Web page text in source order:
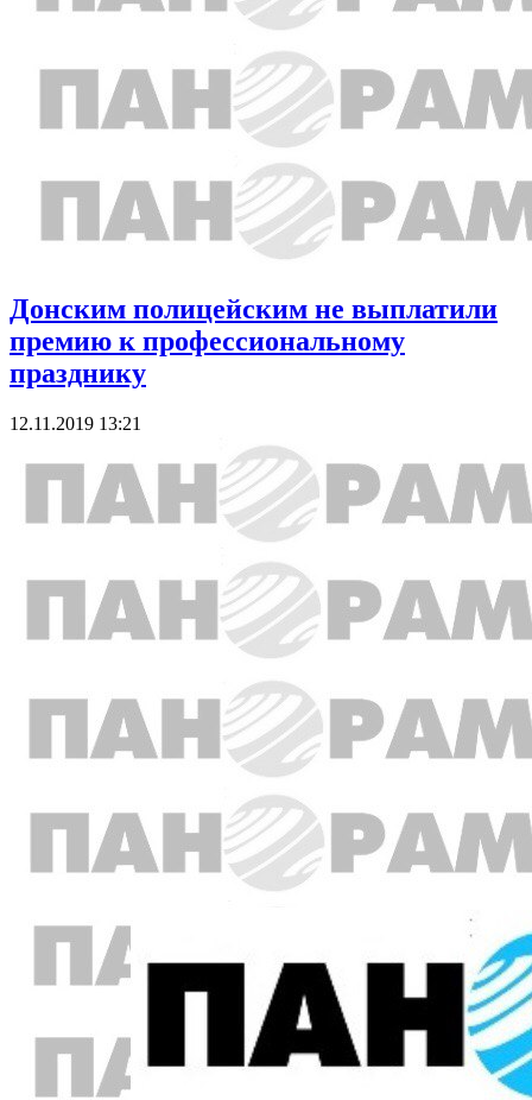
Донским полицейским не выплатили
премию к профессиональному
празднику
12.11.2019 13:21